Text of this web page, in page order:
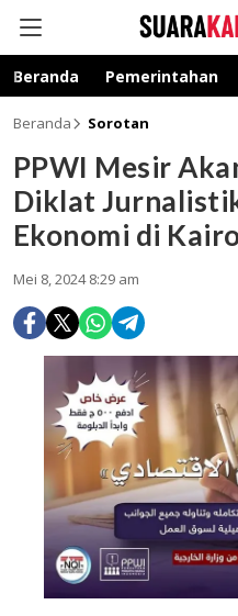
suarakarsa.com
Informasi terpercaya
Beranda Pemerintahan
Beranda Sorotan
PPWI Mesir
Diklat
Ekonomi di
Mei 8, 2024 8:29 am